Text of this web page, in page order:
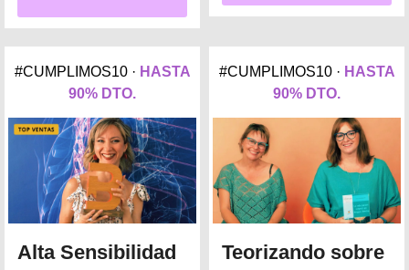
#CUMPLIMOS10 · HASTA
90% DTO.
Alta Sensibilidad
#CUMPLIMOS10 · HASTA
90% DTO.
Teorizando sobre